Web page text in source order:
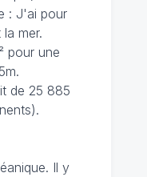
: J'ai pour
mer.
pour une
de 25 885
Il y